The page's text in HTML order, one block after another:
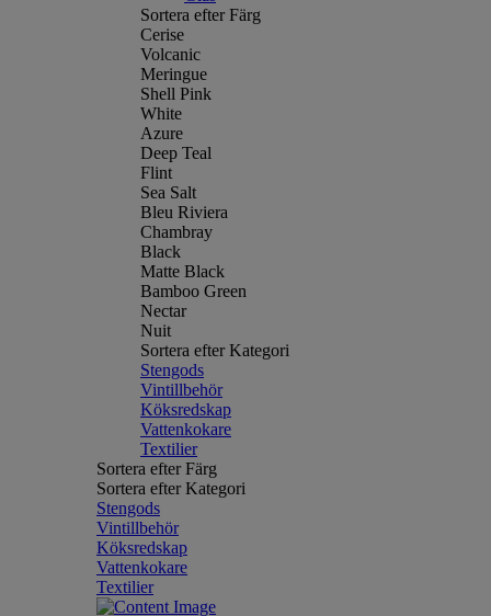
Sortera efter Färg
Cerise
Volcanic
Meringue
Shell Pink
White
Azure
Deep Teal
Flint
Sea Salt
Bleu Riviera
Chambray
Black
Matte Black
Bamboo Green
Nectar
Nuit
Sortera efter Kategori
Stengods
Vintillbehör
Köksredskap
Vattenkokare
Textilier
Sortera efter Färg
Sortera efter Kategori
Stengods
Vintillbehör
Köksredskap
Vattenkokare
Textilier